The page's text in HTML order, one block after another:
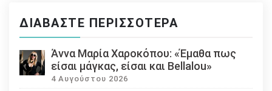
ΔΙΑΒΆΣΤΕ ΠΕΡΙΣΣΌΤΕΡΑ
Άννα Μαρία Χαροκόπου: «Έμαθα πως
είσαι μάγκας, είσαι και Bellalou»
4 Αυγούστου 2026